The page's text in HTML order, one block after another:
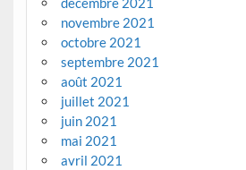
novembre 2021
octobre 2021
septembre 2021
août 2021
juillet 2021
juin 2021
mai 2021
avril 2021